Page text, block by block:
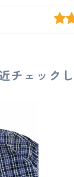
チェック